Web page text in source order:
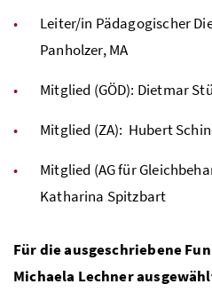
Leiter/in Pädagogischer
Panholzer,MA
Mitglied (GÖD): Dietmar
Mitglied (ZA): Hubert
Mitglied (AGfür
Katharina Spitzbart
Für die ausgeschriebene
Michaela Lechner